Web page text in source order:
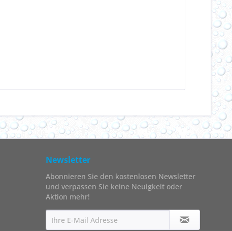
Newsletter
Abonnieren Sie den kostenlosen Newsletter
und verpassen Sie keine Neuigkeit oder
Aktion mehr!